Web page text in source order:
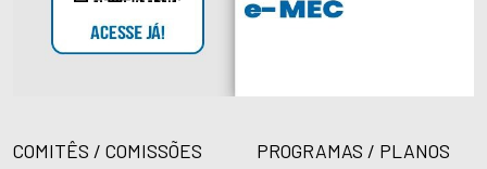
COMITÊS / COMISSÕES PROGRAMAS / PLANOS